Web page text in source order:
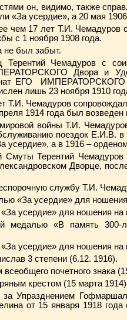
он, видимо, также
«За усердие», а 20 мая
чем 17 лет Т.И. Чемадуров
с 1 ноября 1908 года.
не был забыт.
Терентий Чемадуров с
Двора и
ЕГО
лишь 23 ноября 1910
Т.И. Чемадуров
1914 года был
войны Т.И.
поездок Е.И.В.
усердие», а в 1916 –
Смуты Терентий Чемадуров
Дворце,
службу Т.И.
«За усердие» для
усердие» для ношения на
медалью «В память 300-
усердие» для ношения
3 степени (6.12. 1916).
почетного знака
крестом (15 марта
Упразднением
от 15 января 1918